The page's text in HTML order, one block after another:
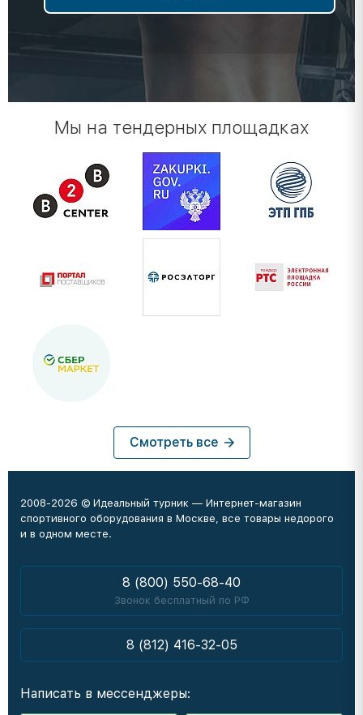
Мы на тендерных площадках
Смотреть все
2008-2026 © Идеальный турник — Интернет-магазин
спортивного оборудования в Москве, все товары недорого
и в одном месте.
8 (800) 550-68-40
Звонок бесплатный по РФ
8 (812) 416-32-05
Написать в мессенджеры: